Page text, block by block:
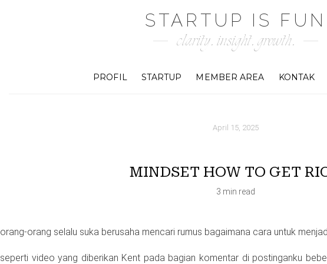
STARTUP IS FUN
clarity. insight. growth.
PROFIL STARTUP MEMBER AREA KONTAK
April 15, 2025
MINDSET HOW TO GET
3 min read
orang-orang selalu suka berusaha mencari rumus bagaimana cara untuk
seperti video yang diberikan Kent pada bagian komentar di postinganku